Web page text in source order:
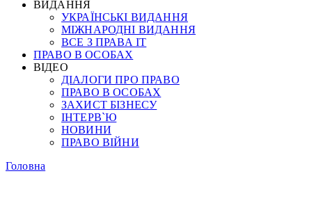
ВИДАННЯ
УКРАЇНСЬКІ ВИДАННЯ
МІЖНАРОДНІ ВИДАННЯ
ВСЕ З ПРАВА ІТ
ПРАВО В ОСОБАХ
ВІДЕО
ДІАЛОГИ ПРО ПРАВО
ПРАВО В ОСОБАХ
ЗАХИСТ БІЗНЕСУ
ІНТЕРВ`Ю
НОВИНИ
ПРАВО ВІЙНИ
Головна